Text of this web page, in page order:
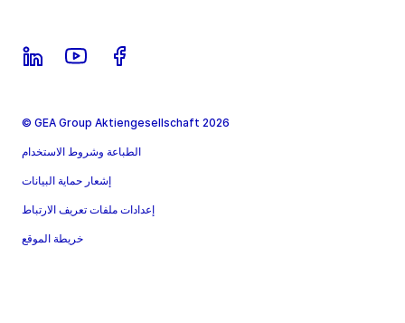
© GEA Group Aktiengesellschaft 2026
الطباعة وشروط الاستخدام
إشعار حماية البيانات
إعدادات ملفات تعريف الارتباط
خريطة الموقع